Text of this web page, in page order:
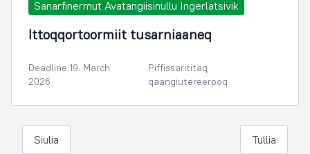
Sanarfinermut Avatangiisinullu Ingerlatsivik
Ittoqqortoormiit tusarniaaneq
Deadline 19. March
2026
Piffissarititaq
qaangiutereerpoq
Siulia Tullia